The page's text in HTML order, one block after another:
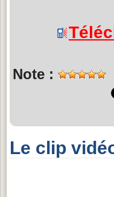
Note :
Le clip